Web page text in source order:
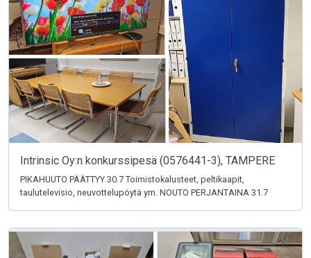
Intrinsic Oy:n konkurssipesä (0576441-3), TAMPERE
PIKAHUUTO PÄÄTTYY 30.7 Toimistokalusteet, peltikaapit,
taulutelevisio, neuvottelupöytä ym. NOUTO PERJANTAINA 31.7